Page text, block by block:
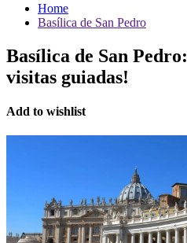
Home
Basílica de San Pedro
Basílica de San Pedro:
visitas guiadas!
Add to wishlist